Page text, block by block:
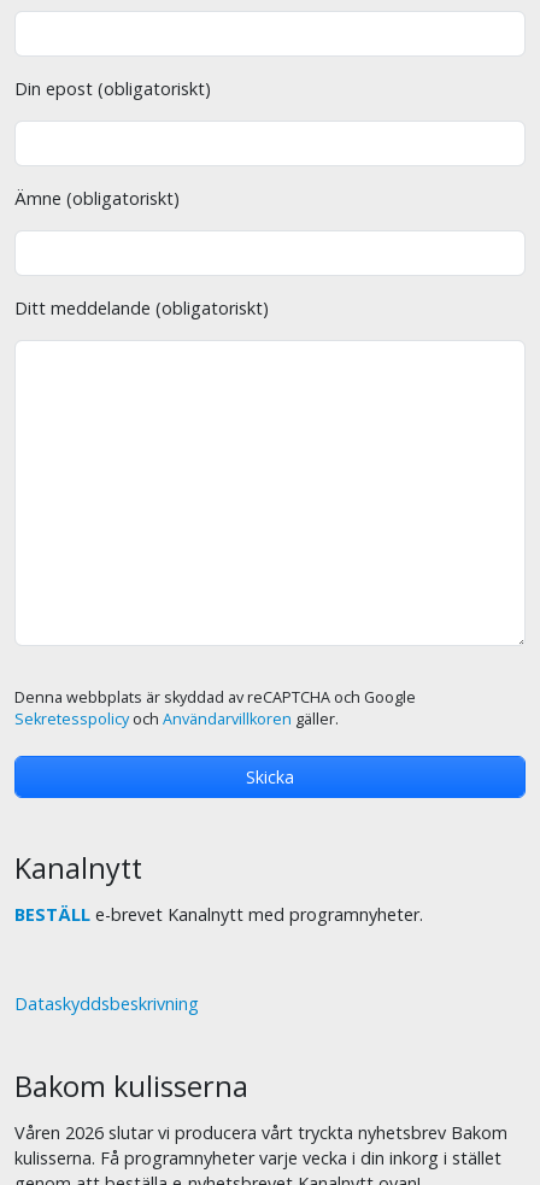
Din epost (obligatoriskt)
Ämne (obligatoriskt)
Ditt meddelande (obligatoriskt)
Denna webbplats är skyddad av reCAPTCHA och Google
Sekretesspolicyoch Användarvillkoren gäller.
Kanalnytt
BESTÄLL e-brevet Kanalnytt med programnyheter.
Dataskyddsbeskrivning
Bakom kulisserna
Våren 2026 slutar vi producera vårt tryckta nyhetsbrev Bakom
kulisserna. Få programnyheter varje vecka i din inkorg i stället